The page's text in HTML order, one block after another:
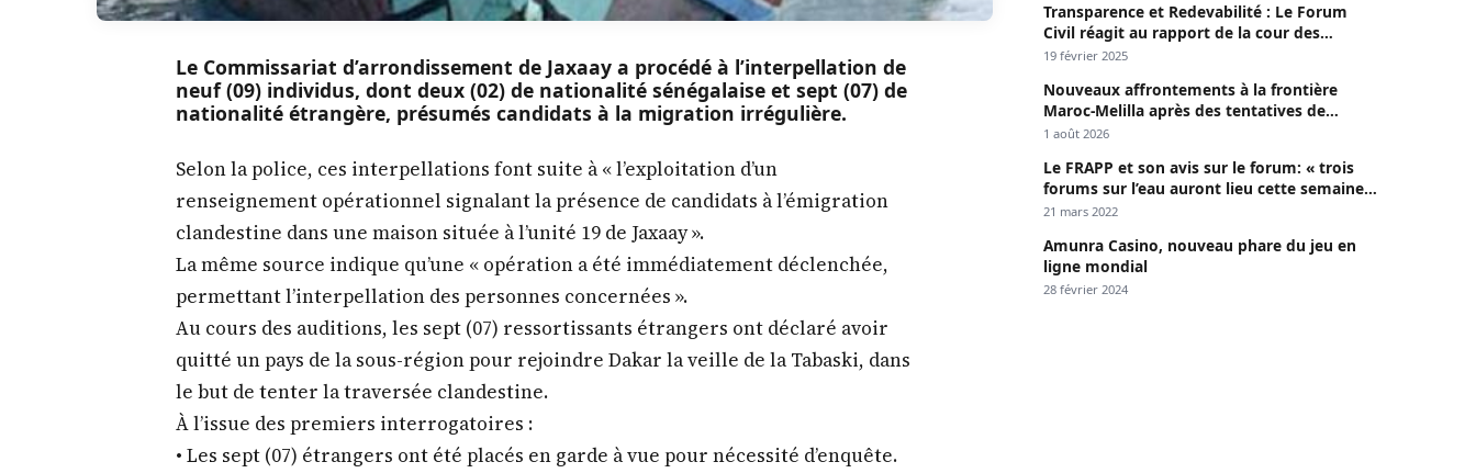
Le Commissariat d’arrondissement de Jaxaay a procédé à l’interpellation de
neuf (09) individus, dont deux (02) de nationalité sénégalaise et sept (07) de
nationalité étrangère, présumés candidats à la migration irrégulière.
Selon la police, ces interpellations font suite à « l’exploitation d’un
renseignement opérationnel signalant la présence de candidats à l’émigration
clandestine dans une maison située à l’unité 19 de Jaxaay ».
La même source indique qu’une « opération a été immédiatement déclenchée,
permettant l’interpellation des personnes concernées ».
Au cours des auditions, les sept (07) ressortissants étrangers ont déclaré avoir
quitté un pays de la sous-région pour rejoindre Dakar la veille de la Tabaski, dans
le but de tenter la traversée clandestine.
À l’issue des premiers interrogatoires :
• Les sept (07) étrangers ont été placés en garde à vue pour nécessité d’enquête.
Transparence et Redevabilité : Le Forum
Civil réagit au rapport de la cour des
comptes
19 février 2025
Nouveaux affrontements à la frontière
Maroc-Melilla après des tentatives de
passage
1 août 2026
Le FRAPP et son avis sur le forum: « trois
forums sur l’eau auront lieu cette semaine à
Dakar »
21 mars 2022
Amunra Casino, nouveau phare du jeu en
ligne mondial
28 février 2024